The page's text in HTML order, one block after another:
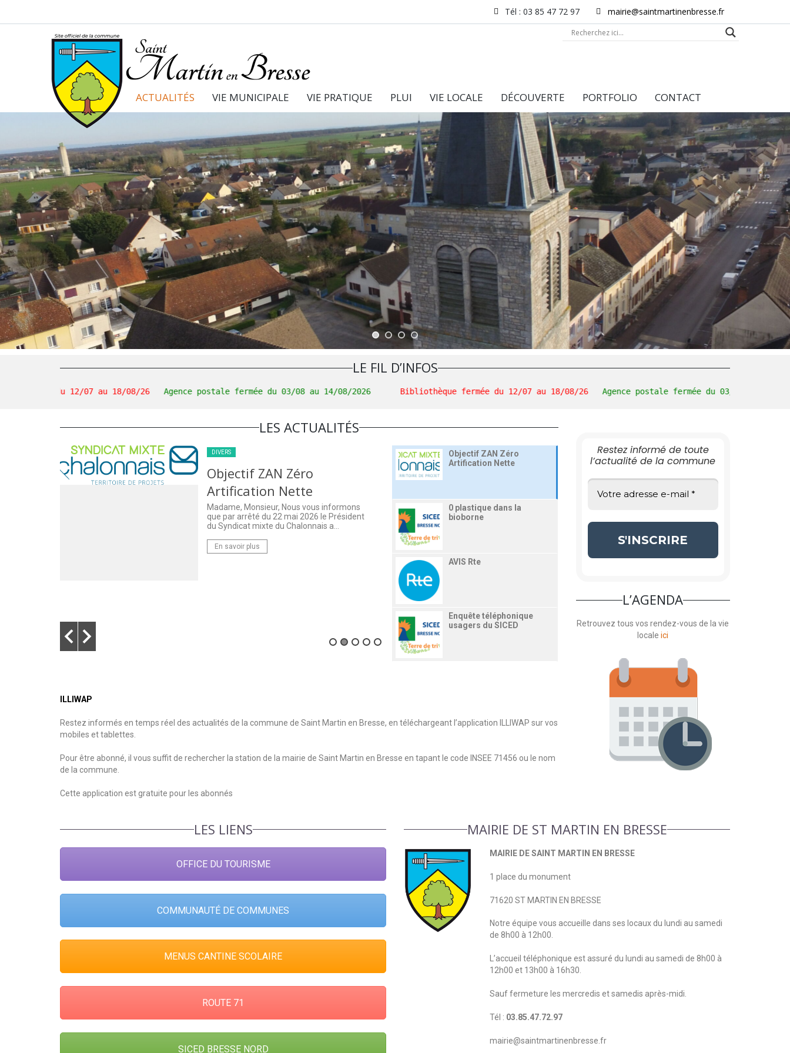
Tél : 03 85 47 72 97 mairie@saintmartinenbresse.fr
ACTUALITÉS VIE MUNICIPALE VIE PRATIQUE PLUI VIE LOCALE DÉCOUVERTE PORTFOLIO CONTACT
LE FIL D’INFOS
du 12/07 au 18/08/26 Agence postale fermée du 03/08 au 14/08/2026 Bibliothèque fermée du 12/07 au 18/08/26 Agence postale fermée du 03/08 au 14/08/2026
LES ACTUALITÉS
DIVERS
Objectif ZAN Zéro
Artification Nette
Madame, Monsieur, Nous vous informons
que par arrêté du 22 mai 2026 le Président
du Syndicat mixte du Chalonnais a…
En savoir plus
plastique « biodégradables » (ils ne le sont…
Objectif ZAN Zéro
Artification Nette
0 plastique dans la
bioborne
AVIS Rte
Enquête téléphonique
Objectif ZAN Zéro
Artification Nette
0 plastique dans la
bioborne
AVIS Rte
Enquête téléphonique
usagers du SICED
Objectif ZAN Zéro
AVIS Rte
ILLIWAP
Restez informés en temps réel des actualités de la commune de Saint Martin en Bresse, en téléchargeant l’application ILLIWAP sur vos
mobiles et tablettes.
Pour être abonné, il vous suffit de rechercher la station de la mairie de Saint Martin en Bresse en tapant le code INSEE 71456 ou le nom
de la commune.
Cette application est gratuite pour les abonnés
Restez informé de toute
l’actualité de la commune
L’AGENDA
Retrouvez tous vos rendez-vous de la vie
localeici
LES LIENS
OFFICE DU TOURISME
COMMUNAUTÉ DE COMMUNES
MENUS CANTINE SCOLAIRE
ROUTE 71
SICED BRESSE NORD
MAIRIE DE ST MARTIN EN BRESSE
MAIRIE DE SAINT MARTIN EN BRESSE
1 place du monument
71620 ST MARTIN EN BRESSE
Notre équipe vous accueille dans ses locaux du lundi au samedi
de 8h00 à 12h00.
L’accueil téléphonique est assuré du lundi au samedi de 8h00 à
12h00 et 13h00 à 16h30.
Sauf fermeture les mercredis et samedis après-midi.
Tél : 03.85.47.72.97
mairie@saintmartinenbresse.fr